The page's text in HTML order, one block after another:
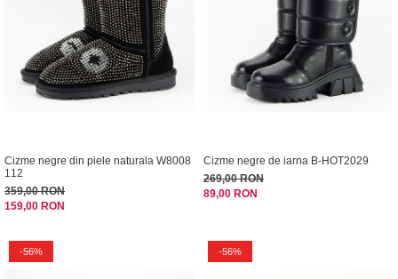
Cizme negre din piele naturala W8008
112
359,00 RON
159,00 RON
Cizme negre de iarna B-HOT2029
269,00 RON
89,00 RON
-56% -56%